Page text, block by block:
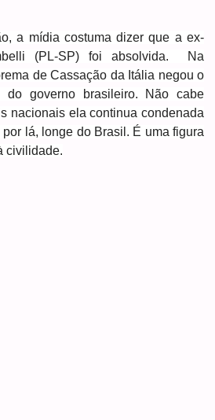
a mídia costuma dizer que a ex-
(PL-SP) foi absolvida. Na
de Cassação da Itália negou o
do governo brasileiro. Não cabe
nacionais ela continua condenada
lá, longe do Brasil. É uma figura
civilidade.